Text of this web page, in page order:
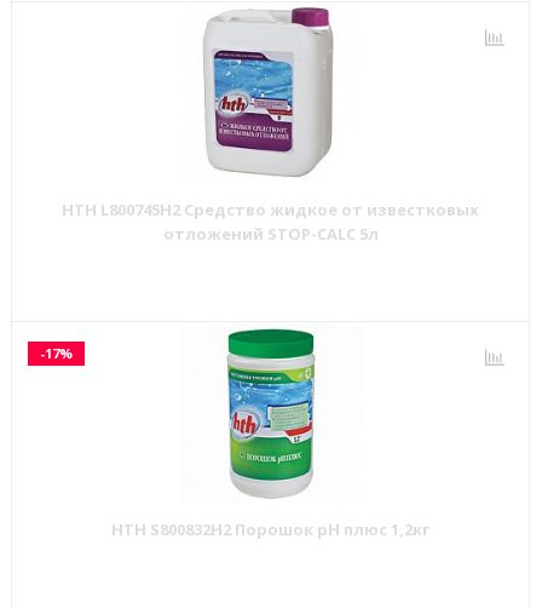
HTH L800745H2 Средство жидкое от известковых
отложений STOP-CALC 5л
-17%
HTH S800832H2 Порошок рН плюс 1,2кг